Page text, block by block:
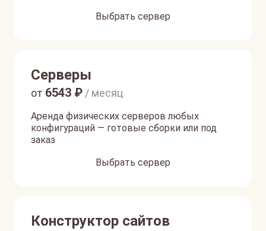
Выбрать сервер
Серверы
Аренда физических серверов любых
конфигураций — готовые сборки или под
заказ
от 6543 ₽ / месяц
Выбрать сервер
Конструктор сайтов